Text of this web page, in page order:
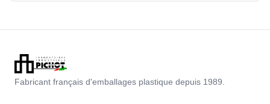
Fabricant français d'emballages plastique depuis 1989.